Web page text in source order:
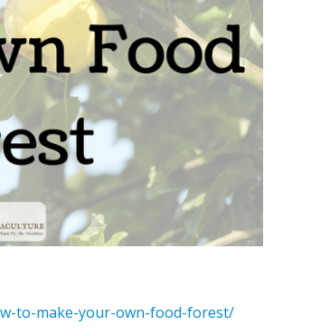
to-make-your-own-food-forest/